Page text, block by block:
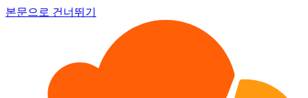
본문으로 건너뛰기